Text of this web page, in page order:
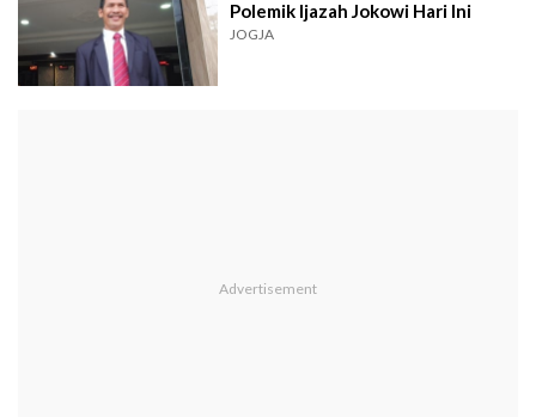
Polemik Ijazah Jokowi Hari Ini
JOGJA